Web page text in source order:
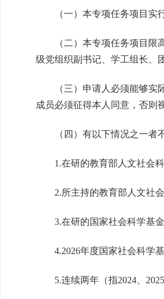
（一）本专项任务项目
（二）本专项任务项目
级党组织副书记、学工组长、
（三）申请人必须能够
成员必须征得本人同意，否则
（四）有以下情况之一者
1.在研的教育部人文社会
2.所主持的教育部人文社
3.在研的国家社会科学基
4.2026年度国家社会科学
5.连续两年（指2024、